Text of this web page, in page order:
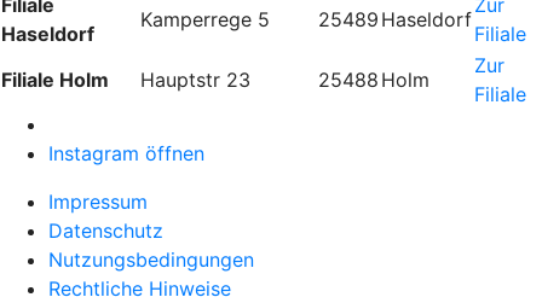
Filiale
Haseldorf
Kamperrege 5 25489 Haseldorf
Zur
Filiale
Filiale Holm
Hauptstr 23 25488 Holm
Zur
Filiale
Instagram öffnen
Impressum
Datenschutz
Nutzungsbedingungen
Rechtliche Hinweise